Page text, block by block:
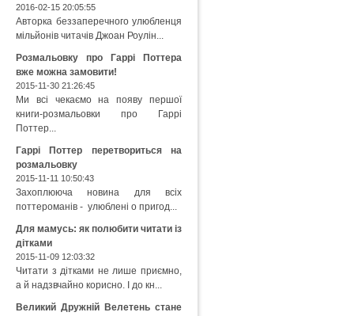
2016-02-15 20:05:55
Авторка беззаперечного улюбленця
мільйонів читачів Джоан Роулін...
Розмальовку про Гаррі Поттера
вже можна замовити!
2015-11-30 21:26:45
Ми всі чекаємо на появу першої
книги-розмальовки про Гаррі
Поттер...
Гаррі Поттер перетвориться на
розмальовку
2015-11-11 10:50:43
Захоплююча новина для всіх
поттероманів - улюблені о пригод...
Для мамусь: як полюбити читати із
дітками
2015-11-09 12:03:32
Читати з дітками не лише приємно,
а й надзвчайно корисно. І до кн...
Великий Дружній Велетень стане